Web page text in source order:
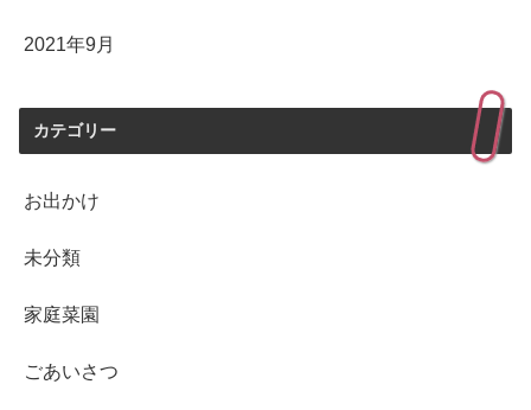
2021年9月
カテゴリー
お出かけ
未分類
家庭菜園
ごあいさつ